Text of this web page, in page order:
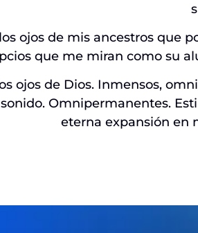
ojos de mis ancestros que
que me miran como su
ojos de Dios. Inmensos,
Omnipermanentes.
eterna expansión en